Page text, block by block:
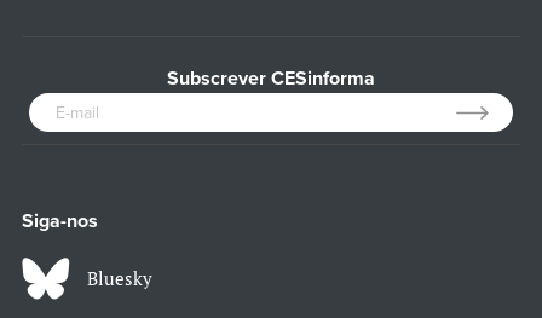
Subscrever CESinforma
Siga-nos
Bluesky